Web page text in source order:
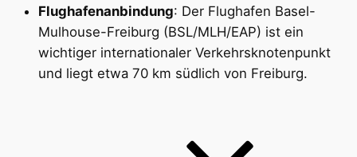
Flughafenanbindung: Der Flughafen Basel-
Mulhouse-Freiburg (BSL/MLH/EAP) ist ein
wichtiger internationaler Verkehrsknotenpunkt
und liegt etwa 70 km südlich von Freiburg.